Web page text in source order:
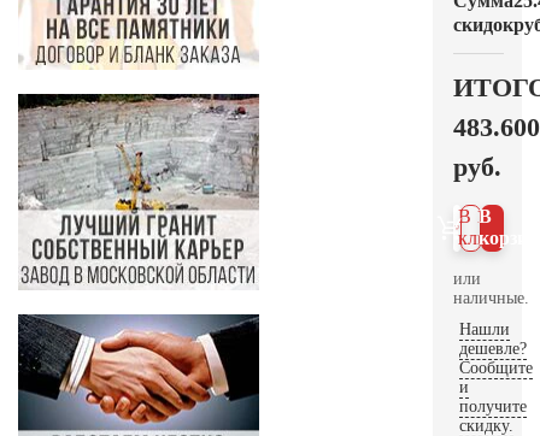
скидок
483.600
руб.
В
В 1
клик
или
наличные.
Нашли
дешевле?
Сообщите
и
получите
скидку.